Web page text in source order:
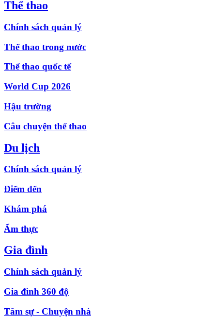
Thể thao
Chính sách quản lý
Thể thao trong nước
Thể thao quốc tế
World Cup 2026
Hậu trường
Câu chuyện thể thao
Du lịch
Chính sách quản lý
Điểm đến
Khám phá
Ẩm thực
Gia đình
Chính sách quản lý
Gia đình 360 độ
Tâm sự - Chuyện nhà